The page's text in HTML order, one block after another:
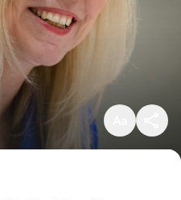
Klein
Standaard